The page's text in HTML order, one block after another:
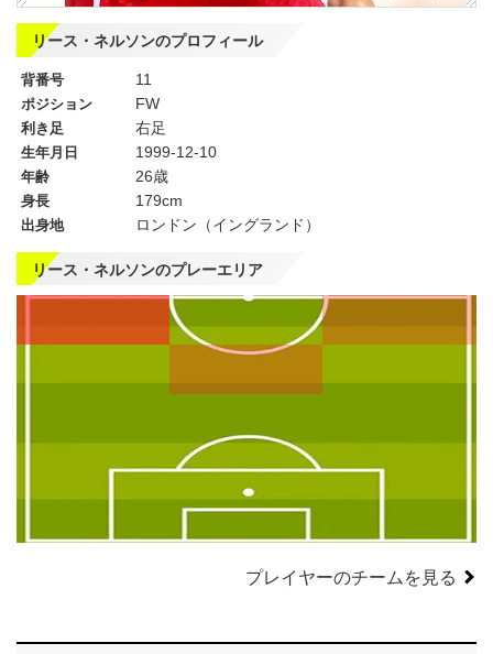
リース・ネルソンのプロフィール
背番号 11
ポジション FW
利き足 右足
生年月日 1999-12-10
年齢 26歳
身長 179cm
出身地 ロンドン（イングランド）
リース・ネルソンのプレーエリア
左
CF
右
CMF
CB
SB
GK
プレイヤーのチームを見る